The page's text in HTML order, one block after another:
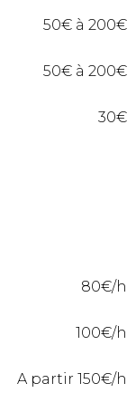
50€ à 200€
50€ à 200€
30€
80€/h
100€/h
A partir 150€/h